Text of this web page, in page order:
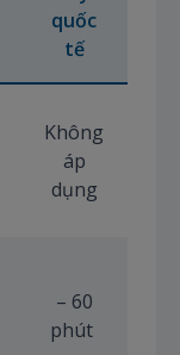
quốc
tế
Không
áp
dụng
– 60
phút